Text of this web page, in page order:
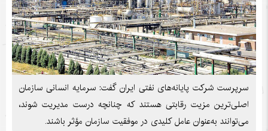
سرپرست شرکت پایانه‌های نفتی ایران گفت: سرمایه انسانی سازمان
اصلی‌ترین مزیت رقابتی هستند که چنانچه درست مدیریت شوند،
می‌توانند به‌عنوان عامل کلیدی در موفقیت سازمان مؤثر باشند.